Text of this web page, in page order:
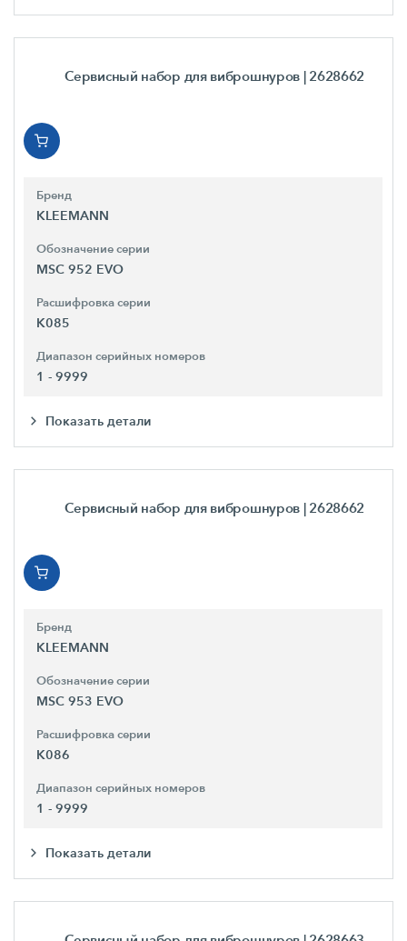
Сервисный набор для виброшнуров | 2628662
Бренд
KLEEMANN
Обозначение серии
MSC 952 EVO
Расшифровка серии
K085
Диапазон серийных номеров
1 - 9999
Показать детали
Сервисный набор для виброшнуров | 2628662
Бренд
KLEEMANN
Обозначение серии
MSC 953 EVO
Расшифровка серии
K086
Диапазон серийных номеров
1 - 9999
Показать детали